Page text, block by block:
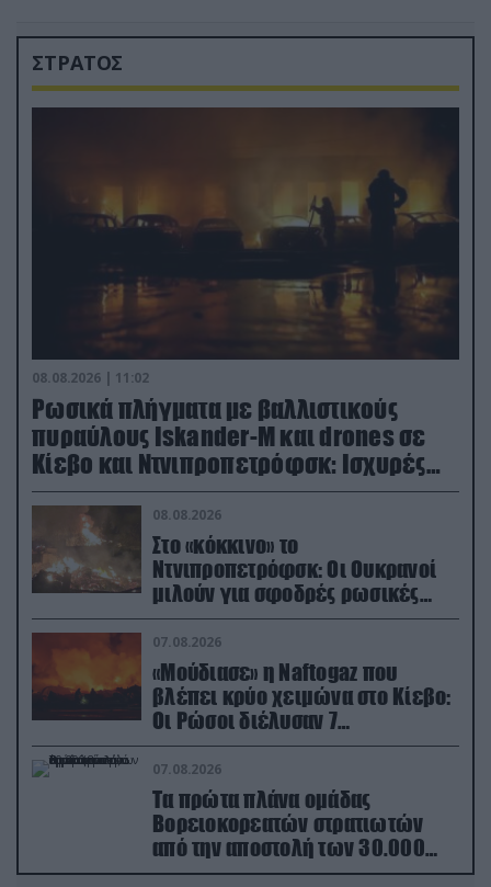
ΣΤΡΑΤΟΣ
08.08.2026 | 11:02
Ρωσικά πλήγματα με βαλλιστικούς
πυραύλους Iskander-M και drones σε
Κίεβο και Ντνιπροπετρόφσκ: Ισχυρές
εκρήξεις
08.08.2026
Στο «κόκκινο» το
Ντνιπροπετρόφσκ: Οι Ουκρανοί
μιλούν για σφοδρές ρωσικές
επιθέσεις σε όλη την επικράτεια
07.08.2026
«Μούδιασε» η Naftogaz που
βλέπει κρύο χειμώνα στο Κίεβο:
Οι Ρώσοι διέλυσαν 7
εγκαταστάσεις του ουκρανικού
κολοσσού!
07.08.2026
Τα πρώτα πλάνα ομάδας
Βορειοκορεατών στρατιωτών
από την αποστολή των 30.000
που έφτασαν στη Ρωσία (βίντεο)